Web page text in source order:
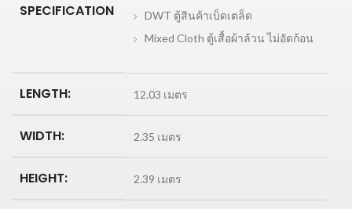
SPECIFICATION
DWT ตู้สินค้าเบ็ดเตล็ด
Mixed Cloth ตู้เสื้อผ้าล้วน ไม่อัดก้อน
LENGTH: 12.03 เมตร
WIDTH: 2.35 เมตร
HEIGHT: 2.39 เมตร